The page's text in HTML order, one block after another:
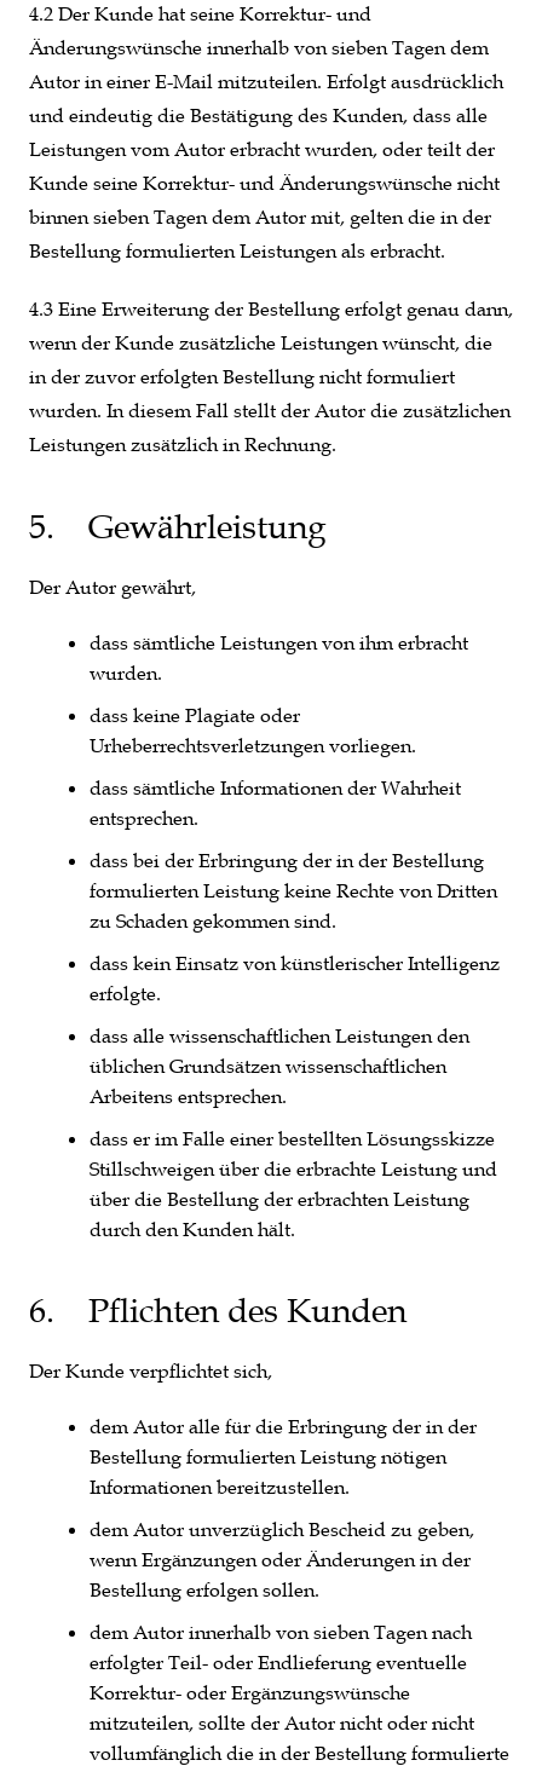
4.2 Der Kunde hat seine Korrektur- und
Änderungswünsche innerhalb von sieben Tagen dem
Autor in einer E-Mail mitzuteilen. Erfolgt ausdrücklich
und eindeutig die Bestätigung des Kunden, dass alle
Leistungen vom Autor erbracht wurden, oder teilt der
Kunde seine Korrektur- und Änderungswünsche nicht
binnen sieben Tagen dem Autor mit, gelten die in der
Bestellung formulierten Leistungen als erbracht.
4.3 Eine Erweiterung der Bestellung erfolgt genau dann,
wenn der Kunde zusätzliche Leistungen wünscht, die
in der zuvor erfolgten Bestellung nicht formuliert
wurden. In diesem Fall stellt der Autor die zusätzlichen
Leistungen zusätzlich in Rechnung.
5. Gewährleistung
Der Autor gewährt,
dass sämtliche Leistungen von ihm erbracht
wurden.
dass keine Plagiate oder
Urheberrechtsverletzungen vorliegen.
dass sämtliche Informationen der Wahrheit
entsprechen.
dass bei der Erbringung der in der Bestellung
formulierten Leistung keine Rechte von Dritten
zu Schaden gekommen sind.
dass kein Einsatz von künstlerischer Intelligenz
erfolgte.
dass alle wissenschaftlichen Leistungen den
üblichen Grundsätzen wissenschaftlichen
Arbeitens entsprechen.
dass er im Falle einer bestellten Lösungsskizze
Stillschweigen über die erbrachte Leistung und
über die Bestellung der erbrachten Leistung
durch den Kunden hält.
6. Pflichten des Kunden
Der Kunde verpflichtet sich,
dem Autor alle für die Erbringung der in der
Bestellung formulierten Leistung nötigen
Informationen bereitzustellen.
dem Autor unverzüglich Bescheid zu geben,
wenn Ergänzungen oder Änderungen in der
Bestellung erfolgen sollen.
dem Autor innerhalb von sieben Tagen nach
erfolgter Teil- oder Endlieferung eventuelle
Korrektur- oder Ergänzungswünsche
mitzuteilen, sollte der Autor nicht oder nicht
vollumfänglich die in der Bestellung formulierte